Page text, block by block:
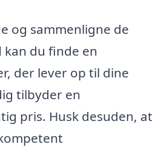
og sammenligne de
du finde en
der lever op til dine
tilbyder en
pris. Husk desuden, at